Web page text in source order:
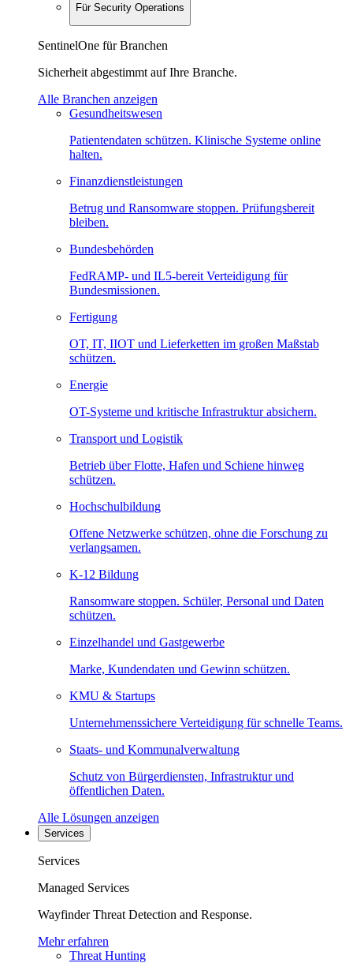
Für Security Operations
SentinelOne für Branchen
Sicherheit abgestimmt auf Ihre Branche.
Alle Branchen anzeigen
Gesundheitswesen
Patientendaten schützen. Klinische Systeme online
halten.
Finanzdienstleistungen
Betrug und Ransomware stoppen. Prüfungsbereit
bleiben.
Bundesbehörden
FedRAMP- und IL5-bereit Verteidigung für
Bundesmissionen.
Fertigung
OT, IT, IIOT und Lieferketten im großen Maßstab
schützen.
Energie
OT-Systeme und kritische Infrastruktur absichern.
Transport und Logistik
Betrieb über Flotte, Hafen und Schiene hinweg
schützen.
Hochschulbildung
Offene Netzwerke schützen, ohne die Forschung zu
verlangsamen.
K-12 Bildung
Ransomware stoppen. Schüler, Personal und Daten
schützen.
Einzelhandel und Gastgewerbe
Marke, Kundendaten und Gewinn schützen.
KMU & Startups
Unternehmenssichere Verteidigung für schnelle Teams.
Staats- und Kommunalverwaltung
Schutz von Bürgerdiensten, Infrastruktur und
öffentlichen Daten.
Alle Lösungen anzeigen
Services
Services
Managed Services
Wayfinder Threat Detection and Response.
Mehr erfahren
Threat Hunting